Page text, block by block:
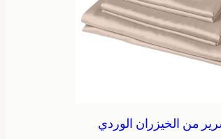
من الخيزران الوردي